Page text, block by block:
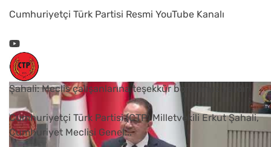
Cumhuriyetçi Türk Partisi Resmi YouTube Kanalı
Şahali: Meclis çalışanlarına teşekkür borcumuz vardır
Cumhuriyetçi Türk Partisi (CTP) Milletvekili Erkut Şahali,
Cumhuriyet Meclisi Genel...